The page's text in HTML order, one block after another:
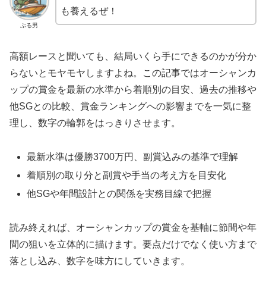
ぶる男
も養えるぜ！
高額レースと聞いても、結局いくら手にできるのかが分か
らないとモヤモヤしますよね。この記事ではオーシャンカ
ップの賞金を最新の水準から着順別の目安、過去の推移や
他SGとの比較、賞金ランキングへの影響までを一気に整
理し、数字の輪郭をはっきりさせます。
最新水準は優勝3700万円、副賞込みの基準で理解
着順別の取り分と副賞や手当の考え方を目安化
他SGや年間設計との関係を実務目線で把握
読み終えれば、オーシャンカップの賞金を基軸に節間や年
間の狙いを立体的に描けます。要点だけでなく使い方まで
落とし込み、数字を味方にしていきます。